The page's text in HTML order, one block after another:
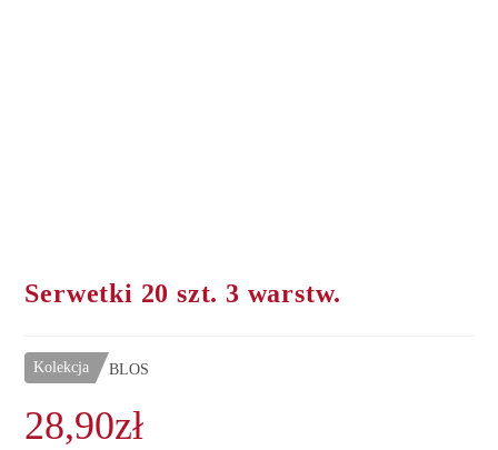
Serwetki 20 szt. 3 warstw.
Kolekcja BLOS
28,90zł